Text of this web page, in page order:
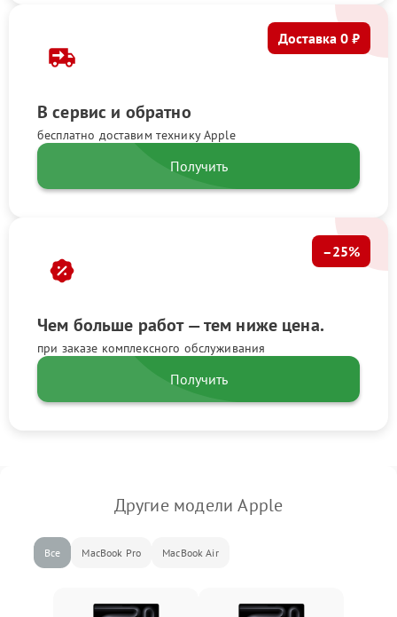
В сервис и обратно
бесплатно доставим технику Apple
Доставка 0 ₽
Получить
Чем больше работ — тем ниже цена.
при заказе комплексного обслуживания
–25%
Получить
Другие модели Apple
Все MacBook Pro MacBook Air